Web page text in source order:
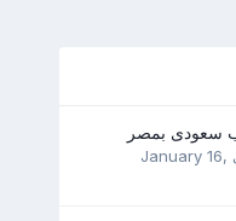
سعودى بمصر
January 16,